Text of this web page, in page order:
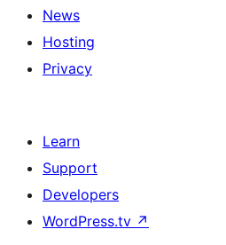
News
Hosting
Privacy
Learn
Support
Developers
WordPress.tv ↗